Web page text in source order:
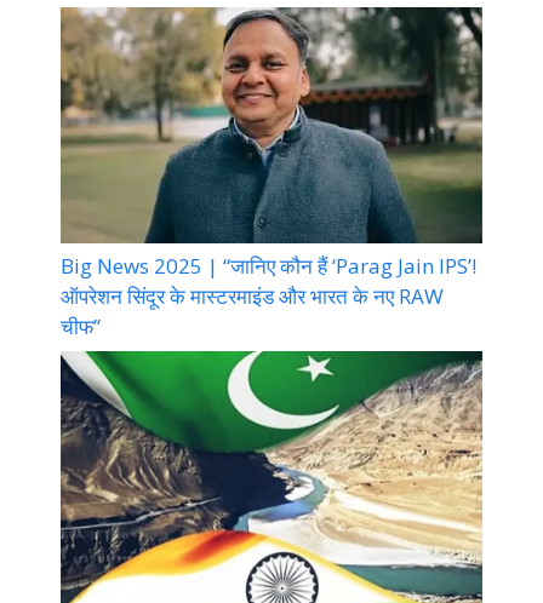
Big News 2025 | “जानिए कौन हैं ‘Parag Jain IPS’!
ऑपरेशन सिंदूर के मास्टरमाइंड और भारत के नए RAW
चीफ”